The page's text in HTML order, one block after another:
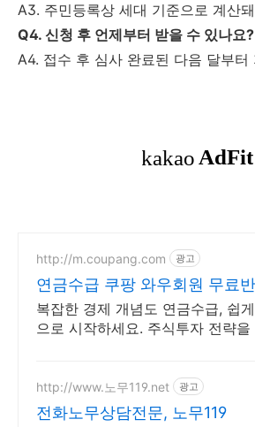
A3. 주민등록상 세대 기준으로 계산
Q4. 신청 후 언제부터 받을 수 있나요?
A4. 접수 후 심사 완료된 다음 달부터
http://m.coupang.com 광고
연금수급 쿠팡 와우회원 무료
복잡한 경제 개념도 연금수급, 쉽
으로 시작하세요. 주식투자 전략을
http://www.노무119.net 광고
전화노무상담전문, 노무119